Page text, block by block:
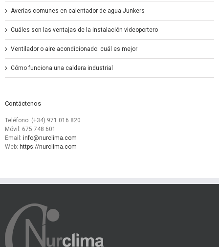
Averías comunes en calentador de agua Junkers
Cuáles son las ventajas de la instalación videoportero
Ventilador o aire acondicionado: cuál es mejor
Cómo funciona una caldera industrial
Contáctenos
Teléfono: (+34) 971 016 820
Móvil: 675 748 601
Email: info@nurclima.com
Web: https://nurclima.com